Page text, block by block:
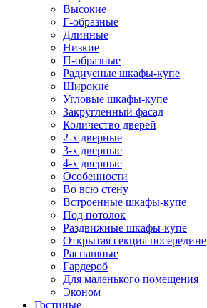
Высокие
Г-образные
Длинные
Низкие
П-образные
Радиусные шкафы-купе
Широкие
Угловые шкафы-купе
Закругленный фасад
Количество дверей
2-х дверные
3-х дверные
4-х дверные
Особенности
Во всю стену
Встроенные шкафы-купе
Под потолок
Раздвижные шкафы-купе
Открытая секция посередине
Распашные
Гардероб
Для маленького помещения
Эконом
Гостиные